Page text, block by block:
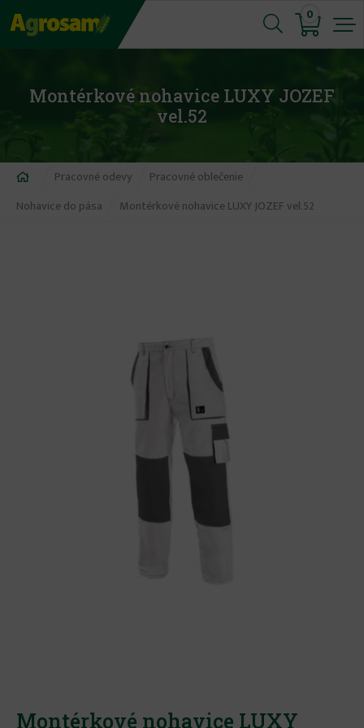
Jump
to
0
Montérkové nohavice LUXY JOZEF
vel.52
Nachádzate
sa
Pracovné odevy
Pracovné oblečenie
Nohavice do pása
Montérkové nohavice LUXY JOZEF vel.52
Montérkové nohavice LUXY